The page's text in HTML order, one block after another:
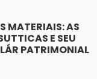
MATERIAIS: AS
E SEU
PATRIMONIAL